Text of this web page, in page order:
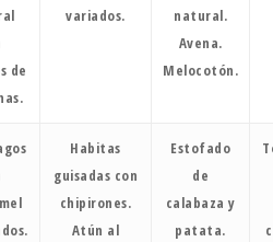
de
variados.
natural.
Avena.
Melocotón.
Habitas
guisadas con
chipirones.
Atún al
Estofado
de
calabaza y
patata.